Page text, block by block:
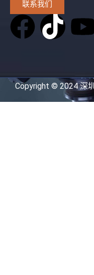
联系我们
Copyright © 2024 深